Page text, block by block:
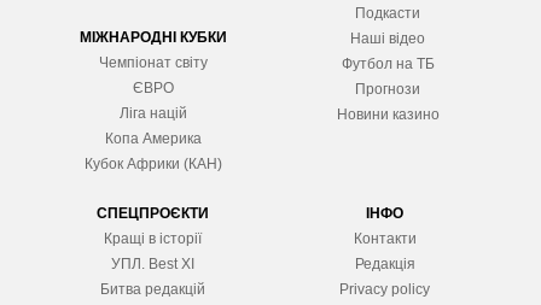
МІЖНАРОДНІ КУБКИ
Чемпіонат світу
ЄВРО
Ліга націй
Копа Америка
Кубок Африки (КАН)
Подкасти
Наші відео
Футбол на ТБ
Прогнози
Новини казино
СПЕЦПРОЄКТИ
Кращі в історії
УПЛ. Best XІ
Битва редакцій
ІНФО
Контакти
Редакція
Privacy policy